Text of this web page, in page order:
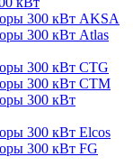
300 кВт AKSA
300 кВт Atlas
300 кВт CTG
300 кВт CTM
300 кВт
300 кВт Elcos
300 кВт FG